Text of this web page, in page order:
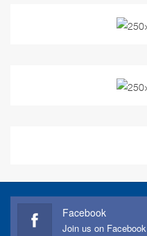
Facebook
Join us on Facebook